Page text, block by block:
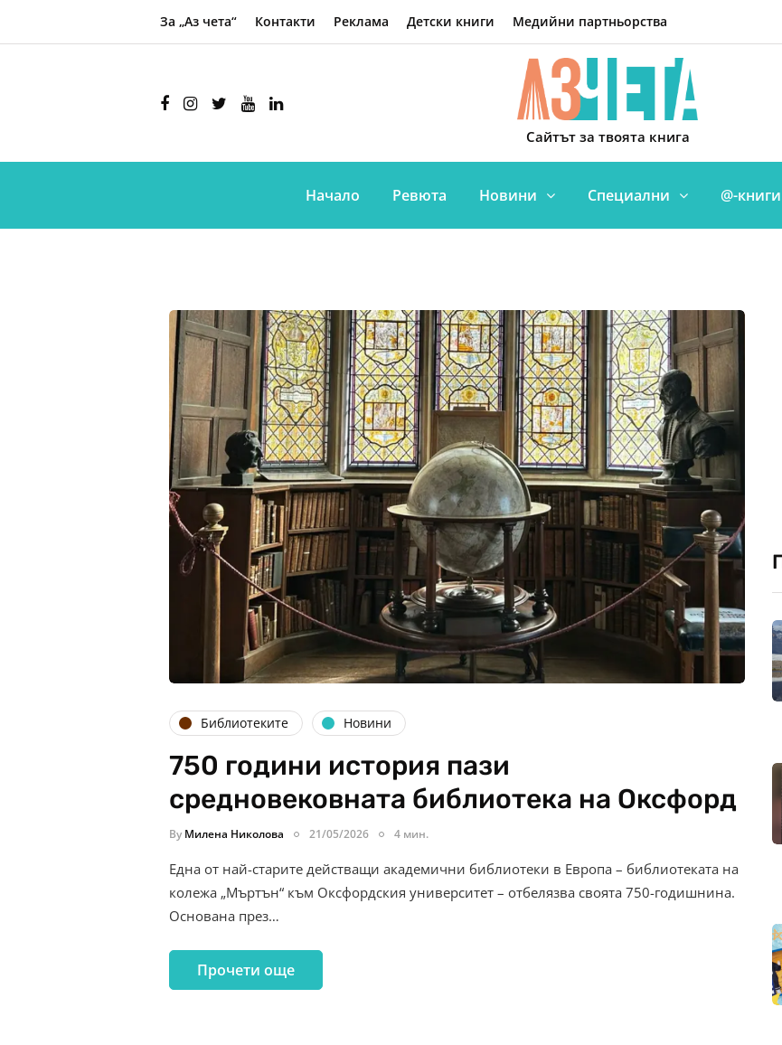
За „Аз чета“ Контакти Реклама Детски книги Медийни партньорства
Сайтът за твоята книга
Начало Ревюта Новини Специални @-книги
Библиотеките Новини
750 години история пази
средновековната библиотека на Оксфорд
By Милена Николова 21/05/2026 4 мин.
Една от най-старите действащи академични библиотеки в Европа – библиотеката на
колежа „Мъртън“ към Оксфордския университет – отбелязва своята 750-годишнина.
Основана през…
Прочети още